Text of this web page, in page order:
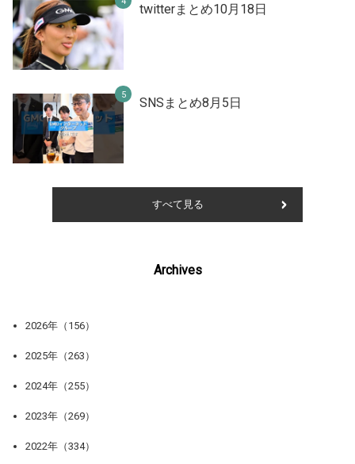
twitterまとめ10月18日
SNSまとめ8月5日
すべて見る
Archives
2026年（156）
2025年（263）
2024年（255）
2023年（269）
2022年（334）